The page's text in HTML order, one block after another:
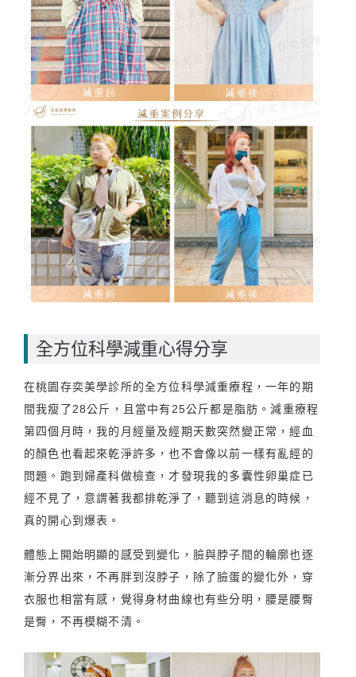
全方位科學減重心得分享
在桃園存奕美學診所的全方位科學減重療程，一年的期
間我瘦了28公斤，且當中有25公斤都是脂肪。減重療程
第四個月時，我的月經量及經期天數突然變正常，經血
的顏色也看起來乾淨許多，也不會像以前一樣有亂經的
問題。跑到婦產科做檢查，才發現我的多囊性卵巢症已
經不見了，意謂著我都排乾淨了，聽到這消息的時候，
真的開心到爆表。
體態上開始明顯的感受到變化，臉與脖子間的輪廓也逐
漸分界出來，不再胖到沒脖子，除了臉蛋的變化外，穿
衣服也相當有感，覺得身材曲線也有些分明，腰是腰臀
是臀，不再模糊不清。